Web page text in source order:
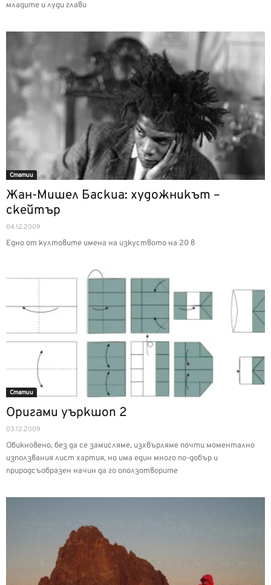
младите и луди глави
Статии
Жан-Мишел Баскиа: художникът –
скейтър
04.12.2009
Едно от култовите имена на изкуството на 20 в
Статии
Оригами уъркшоп 2
03.12.2009
Обикновено, без да се замисляме, изхвърляме почти моментално
използвания лист хартия, но има един много по-добър и
природсъобразен начин да го оползотворите